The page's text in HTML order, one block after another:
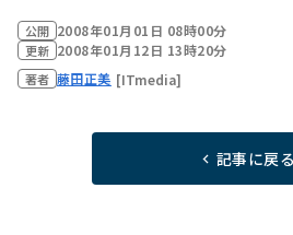
公開 2008年01月01日 08時00分
更新 2008年01月12日 13時20分
著者 藤田正美 [ITmedia]
記事に戻る